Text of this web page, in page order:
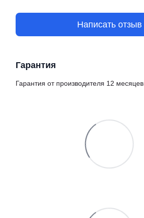
Написать отзыв
Гарантия
Гарантия от производителя 12 месяцев